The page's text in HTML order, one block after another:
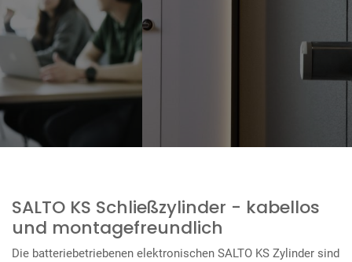
SALTO KS Schließzylinder - kabellos
und montagefreundlich
Die batteriebetriebenen elektronischen SALTO KS Zylinder sind